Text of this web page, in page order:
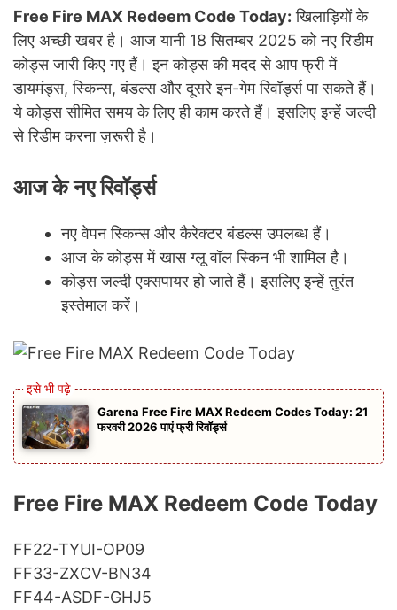
Free Fire MAX Redeem Code Today: खिलाड़ियों के
लिए अच्छी खबर है। आज यानी 18 सितम्बर 2025 को नए रिडीम
कोड्स जारी किए गए हैं। इन कोड्स की मदद से आप फ्री में
डायमंड्स, स्किन्स, बंडल्स और दूसरे इन-गेम रिवॉर्ड्स पा सकते हैं।
ये कोड्स सीमित समय के लिए ही काम करते हैं। इसलिए इन्हें जल्दी
से रिडीम करना ज़रूरी है।
आज के नए रिवॉर्ड्स
नए वेपन स्किन्स और कैरेक्टर बंडल्स उपलब्ध हैं।
आज के कोड्स में खास ग्लू वॉल स्किन भी शामिल है।
कोड्स जल्दी एक्सपायर हो जाते हैं। इसलिए इन्हें तुरंत
इस्तेमाल करें।
Garena Free Fire MAX Redeem Codes Today: 21
फरवरी 2026 पाएं फ्री रिवॉर्ड्स
Free Fire MAX Redeem Code Today
FF22-TYUI-OP09
FF33-ZXCV-BN34
FF44-ASDF-GHJ5